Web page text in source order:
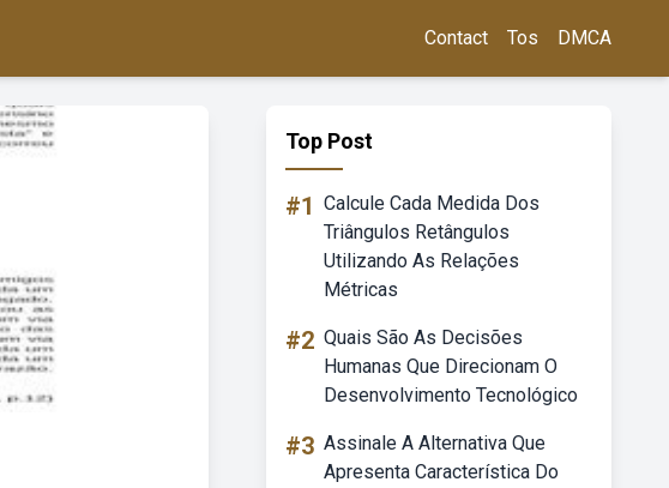
Contact Tos DMCA
Top Post
#1 Calcule Cada Medida Dos
Triângulos Retângulos
Utilizando As Relações
Métricas
#2 Quais São As Decisões
Humanas Que Direcionam O
Desenvolvimento Tecnológico
#3 Assinale A Alternativa Que
Apresenta Característica Do